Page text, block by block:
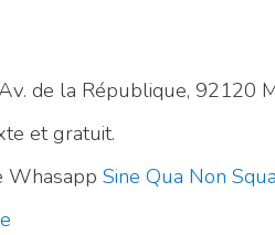
de la République, 92120
et gratuit.
Whasapp Sine Qua Non